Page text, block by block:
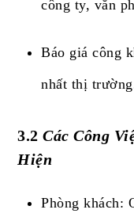
công ty, văn
Báo giá công
nhất thị
3.2Các Công
Hiện
Phòng khách: